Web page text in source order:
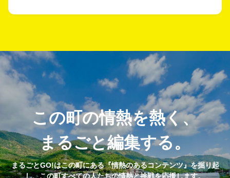
この町の情熱を熱く、
まるごと編集する。
まるごとGO!はこの町にある『情熱のあるコンテンツ』を掘り起
し、この町すべての人たちの情熱と挑戦を応援します。